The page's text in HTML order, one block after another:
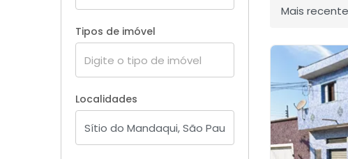
Tipos de imóvel
Localidades
Ordenar por